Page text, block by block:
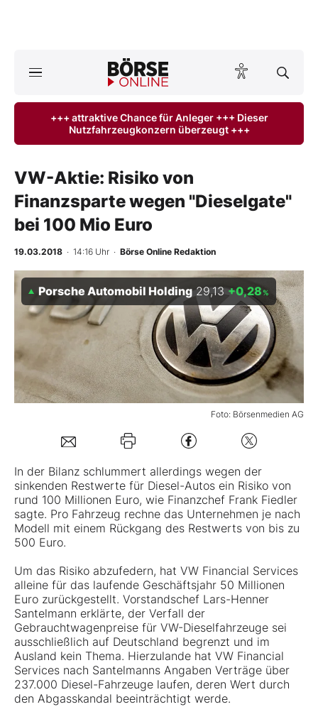
ktuelle Ausgabe BÖRSE ONLINE lesen
Anlageprodukte
Finanz-Check
BO-Musterdepots
Experten
Mein Konto
Folgen Sie uns
Kontakt
+++ attraktive Chance für Anleger +++ Dieser
Nutzfahrzeugkonzern überzeugt +++
VW-Aktie: Risiko von
Finanzsparte wegen "Dieselgate"
bei 100 Mio Euro
19.03.2018 · 14:16 Uhr · Börse Online Redaktion
Foto: Börsenmedien AG
Porsche Automobil Holding 29,13 +0,28%
In der Bilanz schlummert allerdings wegen der
sinkenden Restwerte für Diesel-Autos ein Risiko von
rund 100 Millionen Euro, wie Finanzchef Frank Fiedler
sagte. Pro Fahrzeug rechne das Unternehmen je nach
Modell mit einem Rückgang des Restwerts von bis zu
500 Euro.
Um das Risiko abzufedern, hat VW Financial Services
alleine für das laufende Geschäftsjahr 50 Millionen
Euro zurückgestellt. Vorstandschef Lars-Henner
Santelmann erklärte, der Verfall der
Gebrauchtwagenpreise für VW-Dieselfahrzeuge sei
ausschließlich auf Deutschland begrenzt und im
Ausland kein Thema. Hierzulande hat VW Financial
Services nach Santelmanns Angaben Verträge über
237.000 Diesel-Fahrzeuge laufen, deren Wert durch
den Abgasskandal beeinträchtigt werde.